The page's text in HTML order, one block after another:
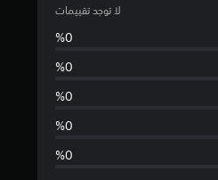
ا
لا توجد تقييمات